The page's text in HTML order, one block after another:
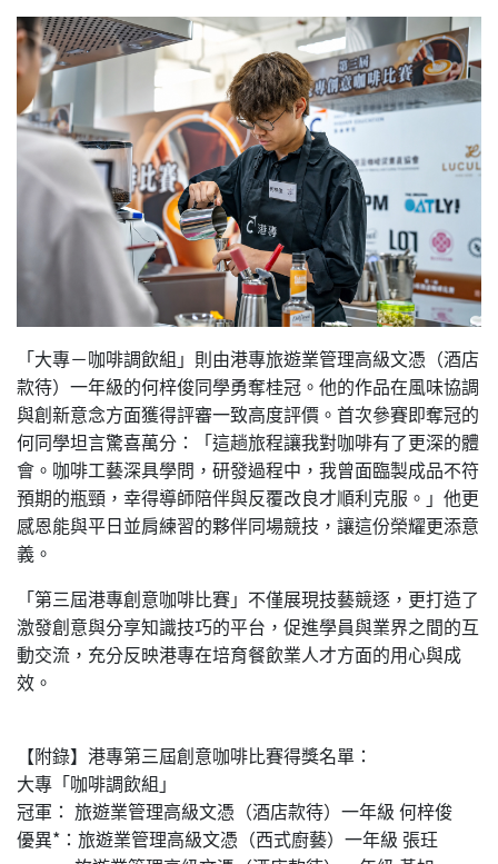
「大專－咖啡調飲組」則由港專旅遊業管理高級文憑（酒店
款待）一年級的何梓俊同學勇奪桂冠。他的作品在風味協調
與創新意念方面獲得評審一致高度評價。首次參賽即奪冠的
何同學坦言驚喜萬分：「這趟旅程讓我對咖啡有了更深的體
會。咖啡工藝深具學問，研發過程中，我曾面臨製成品不符
預期的瓶頸，幸得導師陪伴與反覆改良才順利克服。」他更
感恩能與平日並肩練習的夥伴同場競技，讓這份榮耀更添意
義。
「第三屆港專創意咖啡比賽」不僅展現技藝競逐，更打造了
激發創意與分享知識技巧的平台，促進學員與業界之間的互
動交流，充分反映港專在培育餐飲業人才方面的用心與成
效。
【附錄】港專第三屆創意咖啡比賽得獎名單：
大專「咖啡調飲組」
冠軍： 旅遊業管理高級文憑（酒店款待）一年級 何梓俊
優異*：旅遊業管理高級文憑（西式廚藝）一年級 張玨